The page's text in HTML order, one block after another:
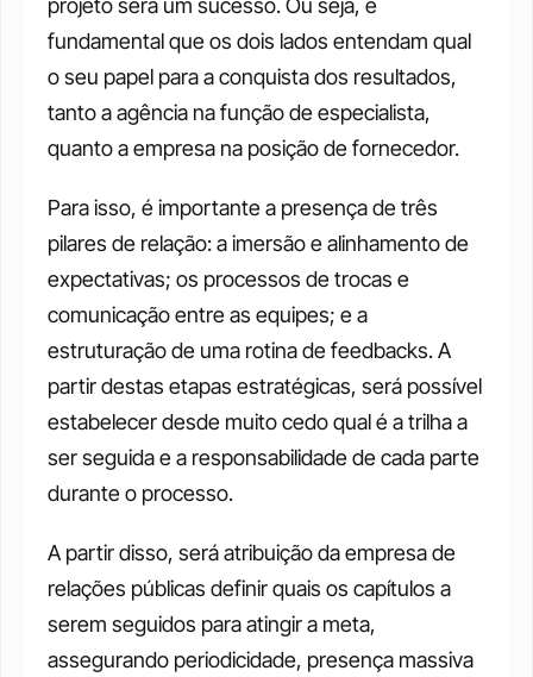
projeto será um sucesso. Ou seja, é
fundamental que os dois lados entendam qual
o seu papel para a conquista dos resultados,
tanto a agência na função de especialista,
quanto a empresa na posição de fornecedor.
Para isso, é importante a presença de três
pilares de relação: a imersão e alinhamento de
expectativas; os processos de trocas e
comunicação entre as equipes; e a
estruturação de uma rotina de feedbacks. A
partir destas etapas estratégicas, será possível
estabelecer desde muito cedo qual é a trilha a
ser seguida e a responsabilidade de cada parte
durante o processo.
A partir disso, será atribuição da empresa de
relações públicas definir quais os capítulos a
serem seguidos para atingir a meta,
assegurando periodicidade, presença massiva